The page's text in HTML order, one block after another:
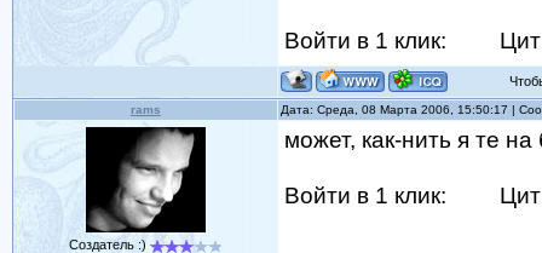
Войти в 1 клик:
rams Дата: Среда, 08 Марта 2006, 15:50:17 |
Создатель :)
может, как-нить я те
Войти в 1 клик: